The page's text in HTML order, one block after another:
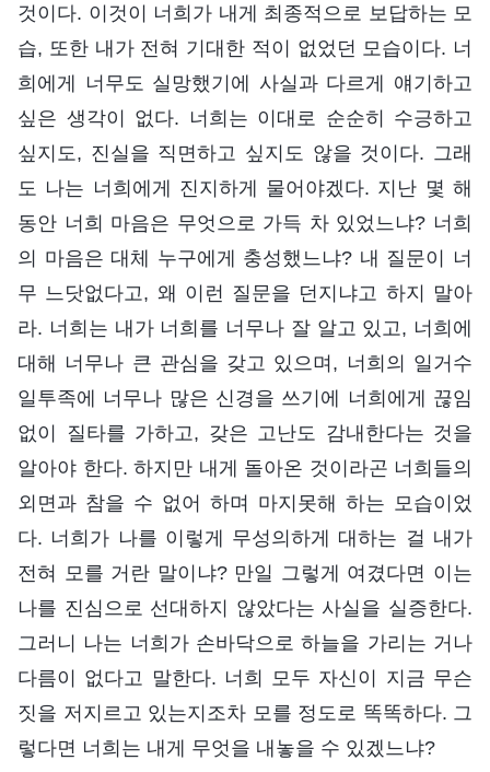
것이다. 이것이 너희가 내게 최종적으로 보답하는 모
습, 또한 내가 전혀 기대한 적이 없었던 모습이다. 너
희에게 너무도 실망했기에 사실과 다르게 얘기하고
싶은 생각이 없다. 너희는 이대로 순순히 수긍하고
싶지도, 진실을 직면하고 싶지도 않을 것이다. 그래
도 나는 너희에게 진지하게 물어야겠다. 지난 몇 해
동안 너희 마음은 무엇으로 가득 차 있었느냐? 너희
의 마음은 대체 누구에게 충성했느냐? 내 질문이 너
무 느닷없다고, 왜 이런 질문을 던지냐고 하지 말아
라. 너희는 내가 너희를 너무나 잘 알고 있고, 너희에
대해 너무나 큰 관심을 갖고 있으며, 너희의 일거수
일투족에 너무나 많은 신경을 쓰기에 너희에게 끊임
없이 질타를 가하고, 갖은 고난도 감내한다는 것을
알아야 한다. 하지만 내게 돌아온 것이라곤 너희들의
외면과 참을 수 없어 하며 마지못해 하는 모습이었
다. 너희가 나를 이렇게 무성의하게 대하는 걸 내가
전혀 모를 거란 말이냐? 만일 그렇게 여겼다면 이는
나를 진심으로 선대하지 않았다는 사실을 실증한다.
그러니 나는 너희가 손바닥으로 하늘을 가리는 거나
다름이 없다고 말한다. 너희 모두 자신이 지금 무슨
짓을 저지르고 있는지조차 모를 정도로 똑똑하다. 그
렇다면 너희는 내게 무엇을 내놓을 수 있겠느냐?